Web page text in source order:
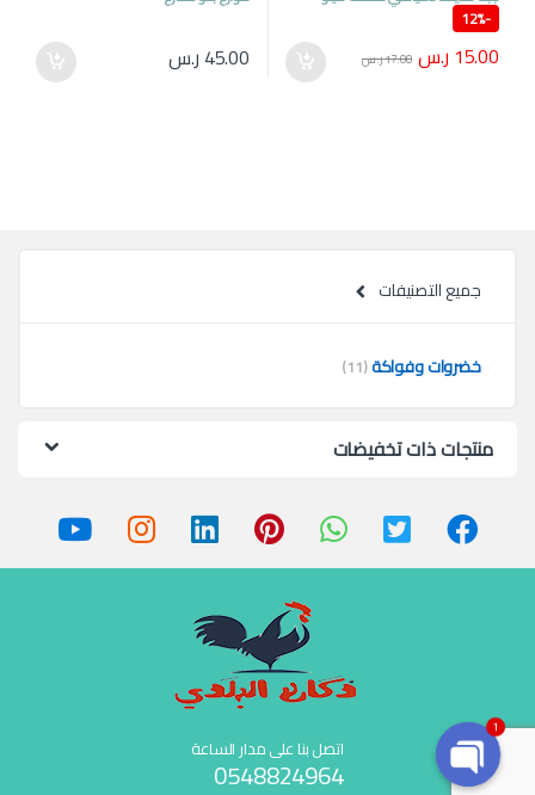
-
12%
15.00 ر.س 17.00ر.س 45.00 ر.س
جميع التصنيفات
خضروات وفواكة(11)
منتجات ذات تخفيضات
اتصل بنا على مدار الساعة
0548824964
1